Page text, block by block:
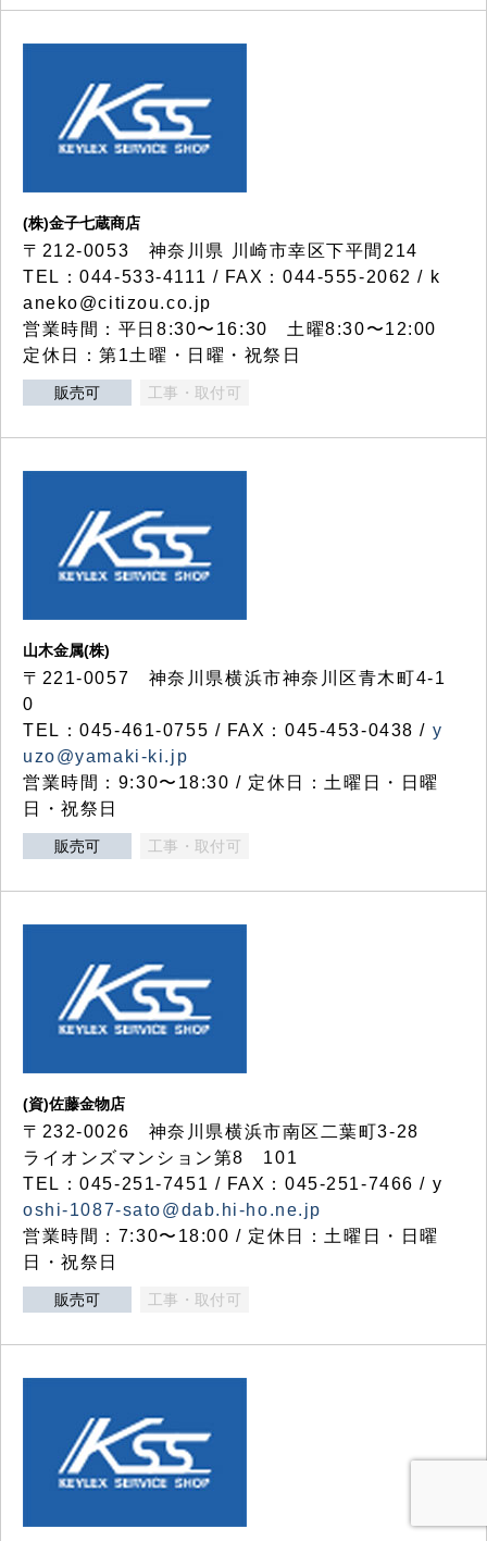
(株)金子七蔵商店
〒212-0053 神奈川県 川崎市幸区下平間214
TEL：044-533-4111 / FAX：044-555-2062 / k
aneko@citizou.co.jp
営業時間：平日8:30〜16:30 土曜8:30〜12:00
定休日：第1土曜・日曜・祝祭日
販売可 工事・取付可
山木金属(株)
〒221-0057 神奈川県横浜市神奈川区青木町4-1
0
TEL：045-461-0755 / FAX：045-453-0438 / y
uzo@yamaki-ki.jp
営業時間：9:30〜18:30 / 定休日：土曜日・日曜
日・祝祭日
販売可 工事・取付可
(資)佐藤金物店
〒232-0026 神奈川県横浜市南区二葉町3-28
ライオンズマンション第8 101
TEL：045-251-7451 / FAX：045-251-7466 / y
oshi-1087-sato@dab.hi-ho.ne.jp
営業時間：7:30〜18:00 / 定休日：土曜日・日曜
日・祝祭日
販売可 工事・取付可